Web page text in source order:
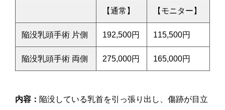
【通常】 【モニター】
陥没乳頭手術 片側 192,500円 115,500円
陥没乳頭手術 両側 275,000円 165,000円
内容： 陥没している乳首を引っ張り出し、傷跡が目立